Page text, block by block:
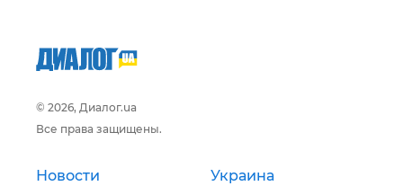
© 2026, Диалог.ua
Все права защищены.
Новости Украина